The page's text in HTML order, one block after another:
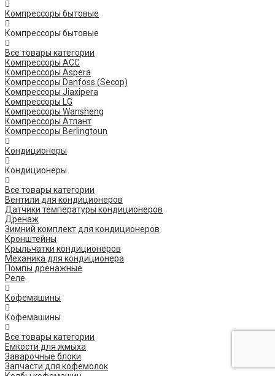
Компрессоры бытовые
Компрессоры бытовые
Все товары категории
Компрессоры ACC
Компрессоры Aspera
Компрессоры Danfoss (Secop)
Компрессоры Jiaxipera
Компрессоры LG
Компрессоры Wansheng
Компрессоры Атлант
Компрессоры Berlingtoun
Кондиционеры
Кондиционеры
Все товары категории
Вентили для кондиционеров
Датчики температуры кондиционеров
Дренаж
Зимний комплект для кондиционеров
Кронштейны
Крыльчатки кондиционеров
Механика для кондиционера
Помпы дренажные
Реле
Кофемашины
Кофемашины
Все товары категории
Емкости для жмыха
Заварочные блоки
Запчасти для кофемолок